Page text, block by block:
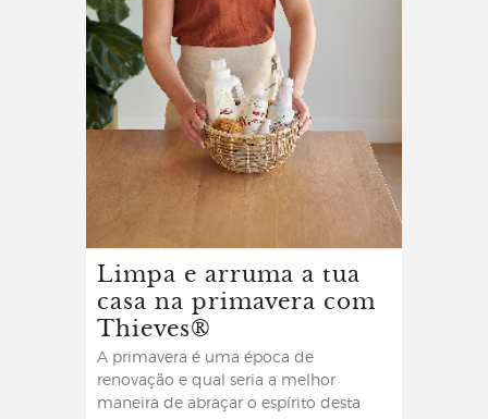
Limpa e arruma a tua
casa na primavera com
Thieves®
A primavera é uma época de
renovação e qual seria a melhor
maneira de abraçar o espírito desta